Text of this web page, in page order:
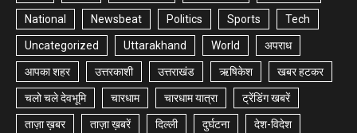
National Newsbeat Politics Sports Tech
Uncategorized Uttarakhand World अपराध
आपका शहर उत्तरकाशी उत्तराखंड ऋषिकेश खबर हटकर
चलो चले देवभूमि चारधाम चारधाम यात्रा ट्रेंडिंग खबरें
ताज़ा ख़बर ताज़ा ख़बरें दिल्ली दुर्घटना देश-विदेश